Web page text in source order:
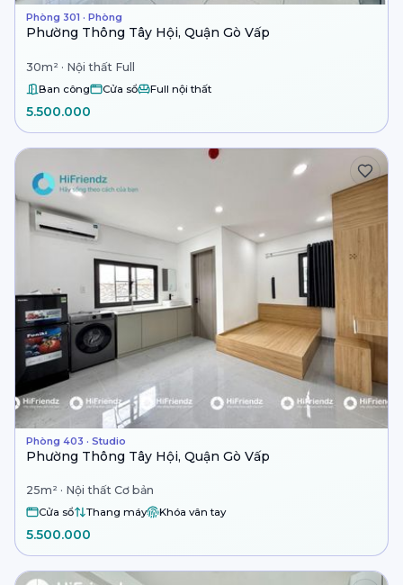
Phòng 301 · Phòng
Phường Thông Tây Hội, Quận Gò Vấp
30m² · Nội thất Full
Ban công Cửa sổ Full nội thất
5.500.000
Phòng 403 · Studio
Phường Thông Tây Hội, Quận Gò Vấp
25m² · Nội thất Cơ bản
Cửa sổ Thang máy Khóa vân tay
5.500.000